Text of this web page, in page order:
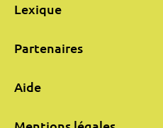
Lexique
Partenaires
Aide